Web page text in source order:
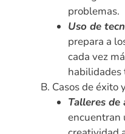
problemas.
Uso de
prepara a
cada vez
habilidades
Casos de éxito
Talleres de
encuentran